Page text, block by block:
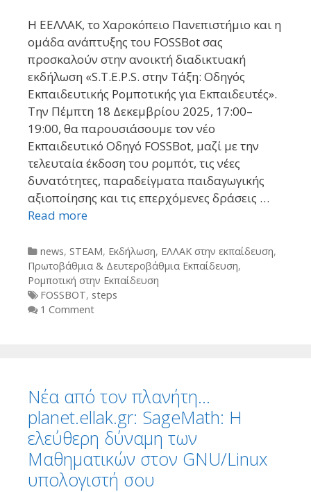
Η ΕΕΛΛΑΚ, το Χαροκόπειο Πανεπιστήμιο και η
ομάδα ανάπτυξης του FOSSBot σας
προσκαλούν στην ανοικτή διαδικτυακή
εκδήλωση «S.T.E.P.S. στην Τάξη: Οδηγός
Εκπαιδευτικής Ρομποτικής για Εκπαιδευτές».
Την Πέμπτη 18 Δεκεμβρίου 2025, 17:00–
19:00, θα παρουσιάσουμε τον νέο
Εκπαιδευτικό Οδηγό FOSSBot, μαζί με την
τελευταία έκδοση του ρομπότ, τις νέες
δυνατότητες, παραδείγματα παιδαγωγικής
αξιοποίησης και τις επερχόμενες δράσεις …
Read more
Categories
news, STEAM, Εκδήλωση, ΕΛΛΑΚ στην εκπαίδευση,
Πρωτοβάθμια & Δευτεροβάθμια Εκπαίδευση,
Ρομποτική στην Εκπαίδευση
Tags
FOSSBOT, steps
1 Comment
Νέα από τον πλανήτη…
planet.ellak.gr: SageMath: Η
ελεύθερη δύναμη των
Μαθηματικών στον GNU/Linux
υπολογιστή σου